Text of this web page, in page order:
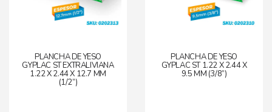
PLANCHA DE YESO
GYPLAC ST EXTRALIVIANA
1.22 X 2.44 X 12.7 MM
(1/2”)
PLANCHA DE YESO
GYPLAC ST 1.22 X 2.44 X
9.5 MM (3/8”)